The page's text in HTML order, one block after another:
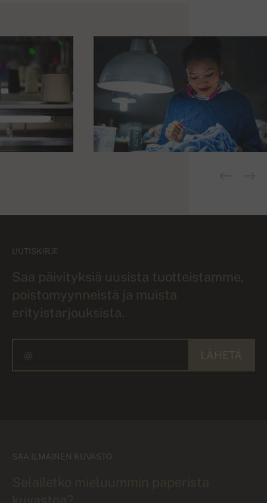
UUTISKIRJE
Saa päivityksiä uusista tuotteistamme,
poistomyynneistä ja muista
erityistarjouksista.
SAA ILMAINEN KUVASTO